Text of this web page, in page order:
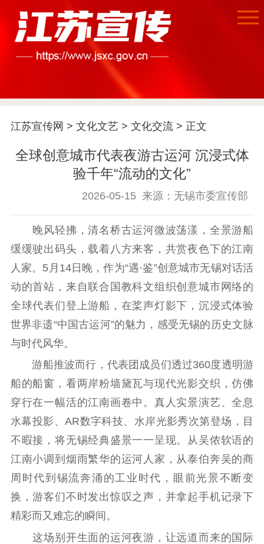
首页
江苏要闻
公示公告
工作动态
理论武装
理论学习 宣传宣讲 研究阐释
社科强省 工作通知
成果集萃
江苏文脉
资料下载
新闻宣传
主题宣传 对外宣传
新闻发布
记者之家
品牌栏目
文化文艺
精品生产
江苏宣传网 > 文化文艺> 文化交流> 正文
全球创意城市代表夜游古运河 沉浸式体
验千年“流动的文化”
2026-05-15 来源：无锡市委宣传部
晚风轻拂，清名桥古运河微波荡漾，全景游船
缓缓驶出码头，载着八方来客，共赏夜色下的江南
人家。5月14日晚，作为“遇·鉴”创意城市无锡对话活
动的首站，来自联合国教科文组织创意城市网络的
全球代表们登上游船，在桨声灯影下，沉浸式体验
世界非遗“中国古运河”的魅力，感受无锡的历史文脉
与时代风华。
游船推波而行，代表团成员们透过360度透明游
船的船窗，看两岸粉墙黛瓦与现代光影交织，仿佛
穿行在一幅活的江南画卷中。真人实景演艺、全息
水幕投影、AR数字科技、水岸光影秀次第登场，目
不暇接，将无锡经典盛景一一呈现。从吴侬软语的
江南小调到烟雨繁华的运河人家，从泰伯奔吴的商
周时代到锡流奔涌的工业时代，眼前光景不断变
换，游客们不时发出惊叹之声，并拿起手机记录下
精彩而又难忘的瞬间。
这场别开生面的运河夜游，让远道而来的国际